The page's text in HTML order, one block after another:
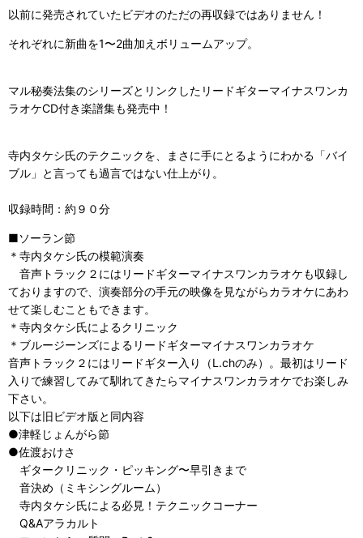
以前に発売されていたビデオのただの再収録ではありません！
それぞれに新曲を1〜2曲加えボリュームアップ。
マル秘奏法集のシリーズとリンクしたリードギターマイナスワンカ
ラオケCD付き楽譜集も発売中！
寺内タケシ氏のテクニックを、まさに手にとるようにわかる「バイ
ブル」と言っても過言ではない仕上がり。
収録時間：約９０分
■ソーラン節
＊寺内タケシ氏の模範演奏
音声トラック２にはリードギターマイナスワンカラオケも収録し
ておりますので、演奏部分の手元の映像を見ながらカラオケにあわ
せて楽しむこともできます。
＊寺内タケシ氏によるクリニック
＊ブルージーンズによるリードギターマイナスワンカラオケ
音声トラック２にはリードギター入り（L.chのみ）。最初はリード
入りで練習してみて馴れてきたらマイナスワンカラオケでお楽しみ
下さい。
以下は旧ビデオ版と同内容
●津軽じょんがら節
●佐渡おけさ
ギタークリニック・ピッキング〜早引きまで
音決め（ミキシングルーム）
寺内タケシ氏による必見！テクニックコーナー
Q&Aアラカルト